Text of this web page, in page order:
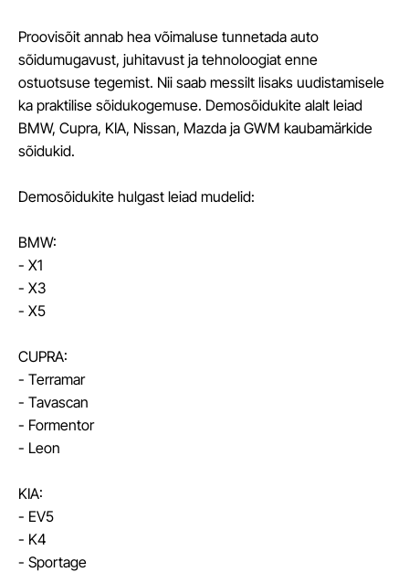
Proovisõit annab hea võimaluse tunnetada auto
sõidumugavust, juhitavust ja tehnoloogiat enne
ostuotsuse tegemist. Nii saab messilt lisaks uudistamisele
ka praktilise sõidukogemuse. Demosõidukite alalt leiad
BMW, Cupra, KIA, Nissan, Mazda ja GWM kaubamärkide
sõidukid.
Demosõidukite hulgast leiad mudelid:
BMW:
- X1
- X3
- X5
CUPRA:
- Terramar
- Tavascan
- Formentor
- Leon
KIA:
- EV5
- K4
- Sportage